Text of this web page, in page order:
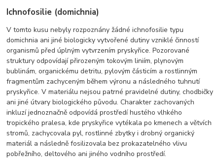
Ichnofosilie (domichnia)
V tomto kusu nebyly rozpoznány žádné ichnofosilie typu
domichnia ani jiné biologicky vytvořené dutiny vzniklé činností
organismů před úplným vytvrzením pryskyřice. Pozorované
struktury odpovídají přirozeným tokovým liniím, plynovým
bublinám, organickému detritu, pylovým částicím a rostlinným
fragmentům zachyceným během výronu a následného tuhnutí
pryskyřice. V materiálu nejsou patrné pravidelné dutiny, chodbičky
ani jiné útvary biologického původu. Charakter zachovaných
inkluzí jednoznačně odpovídá prostředí hustého vlhkého
tropického pralesa, kde pryskyřice vytékala po kmenech a větvích
stromů, zachycovala pyl, rostlinné zbytky i drobný organický
materiál a následně fosilizovala bez prokazatelného vlivu
pobřežního, deltového ani jiného vodního prostředí.